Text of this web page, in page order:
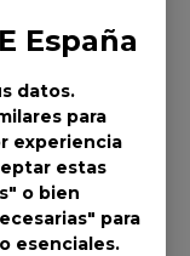
España
datos.
para
experiencia
estas
o bien
para
esenciales.
C